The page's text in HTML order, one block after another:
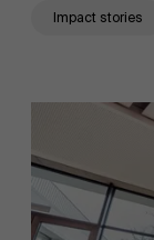
Impact stories